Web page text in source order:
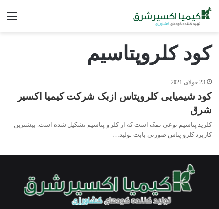
کود کلروپتاسیم
23 جولای 2021
کود شیمیایی کلروپتاس ازبک شرکت کیمیا اکسیر
شرق
کلرید پتاسیم نوعی نمک است که از کلر و پتاسیم تشکیل شده است. بیشترین
کاربرد کلرو پتاس صورتی بابت تولید…